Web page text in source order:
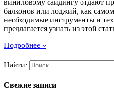
виниловому сайдингу отдают
балконов или лоджий, как
необходимые инструменты и
предлагается узнать из этой
Подробнее »
Найти:
Свежие записи